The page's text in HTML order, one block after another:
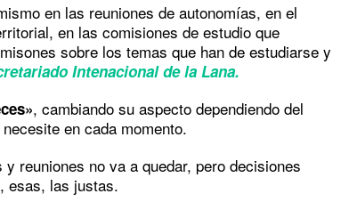
en las reuniones de autonomías, en el
en las comisiones de estudio que
sobre los temas que han de estudiarse y
Intenacional de la Lana.
, cambiando su aspecto dependiendo del
en cada momento.
y reuniones no va a quedar, pero decisiones
esas, las justas.